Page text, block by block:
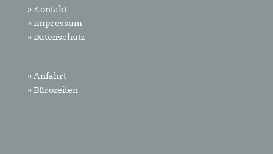
» Kontakt
» Impressum
» Datenschutz
» Anfahrt
» Bürozeiten